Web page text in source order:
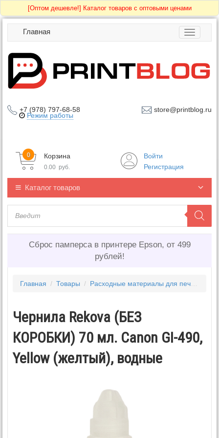
[Оптом дешевле!] Каталог товаров с оптовыми ценами
Toggle
Главная
+7 (978) 797-68-58 store@printblog.ru
Режим работы
Корзина
0
0.00 руб.
Войти
Регистрация
Каталог товаров
Сброс памперса в принтере Epson, от 499
рублей!
Главная / Товары / Расходные материалы для печати
Чернила Rekova (БЕЗ
КОРОБКИ) 70 мл. Canon GI-490,
Yellow (желтый), водные